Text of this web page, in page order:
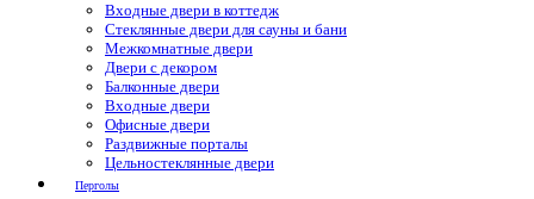
Входные двери в коттедж
Стеклянные двери для сауны и бани
Межкомнатные двери
Двери с декором
Балконные двери
Входные двери
Офисные двери
Раздвижные порталы
Цельностеклянные двери
Перголы